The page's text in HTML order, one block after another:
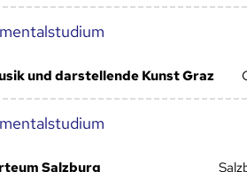
und darstellende Kunst Graz
Salzburg